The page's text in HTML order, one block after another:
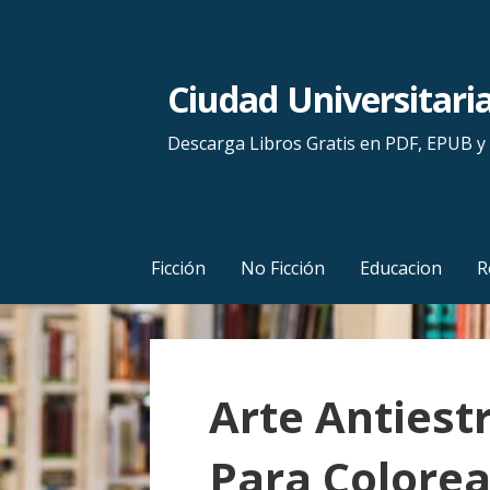
n
t
e
n
i
d
Ciudad
Descarga Libros Gratis en PDF, EPUB y
Ficción No Ficción Educacion
Arte
Para